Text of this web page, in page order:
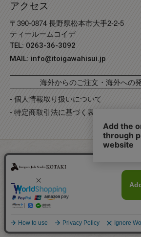
アクセス
〒390-0874 長野県松本市大手2-2-5
ティールームコイデ
TEL: 0263-36-3092
MAIL: info@itoigawahisui.jp
海外からのご注文・海外への
- 個人情報取り扱いについて
- 特定商取引法に基づく表記
Copyright©2023 糸魚川翡翠工房こたき